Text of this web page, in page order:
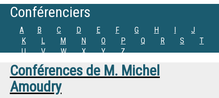
Conférenciers
A B C D E F G H I
J
K
L M N O P Q R S
T
U
V W X Y Z
Conférences de M. Michel
Amoudry